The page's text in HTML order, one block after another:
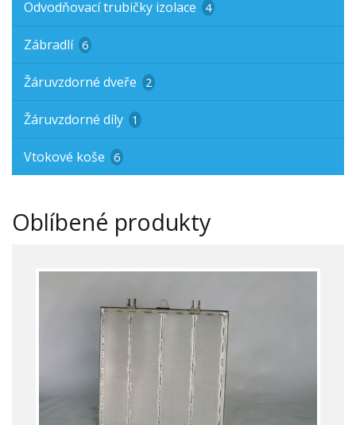
Odvodňovací trubičky izolace 4
Zábradlí 6
Žáruvzdorné dveře 2
Žáruvzdorné díly 1
Vtokové koše 6
Oblíbené produkty